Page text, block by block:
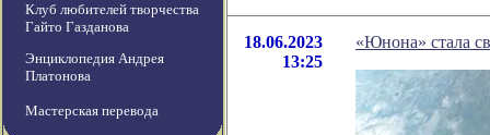
Клуб любителей творчества
Гайто Газданова
Энциклопедия Андрея
Платонова
Мастерская перевода
18.06.2023
13:25
«Юнона» стала